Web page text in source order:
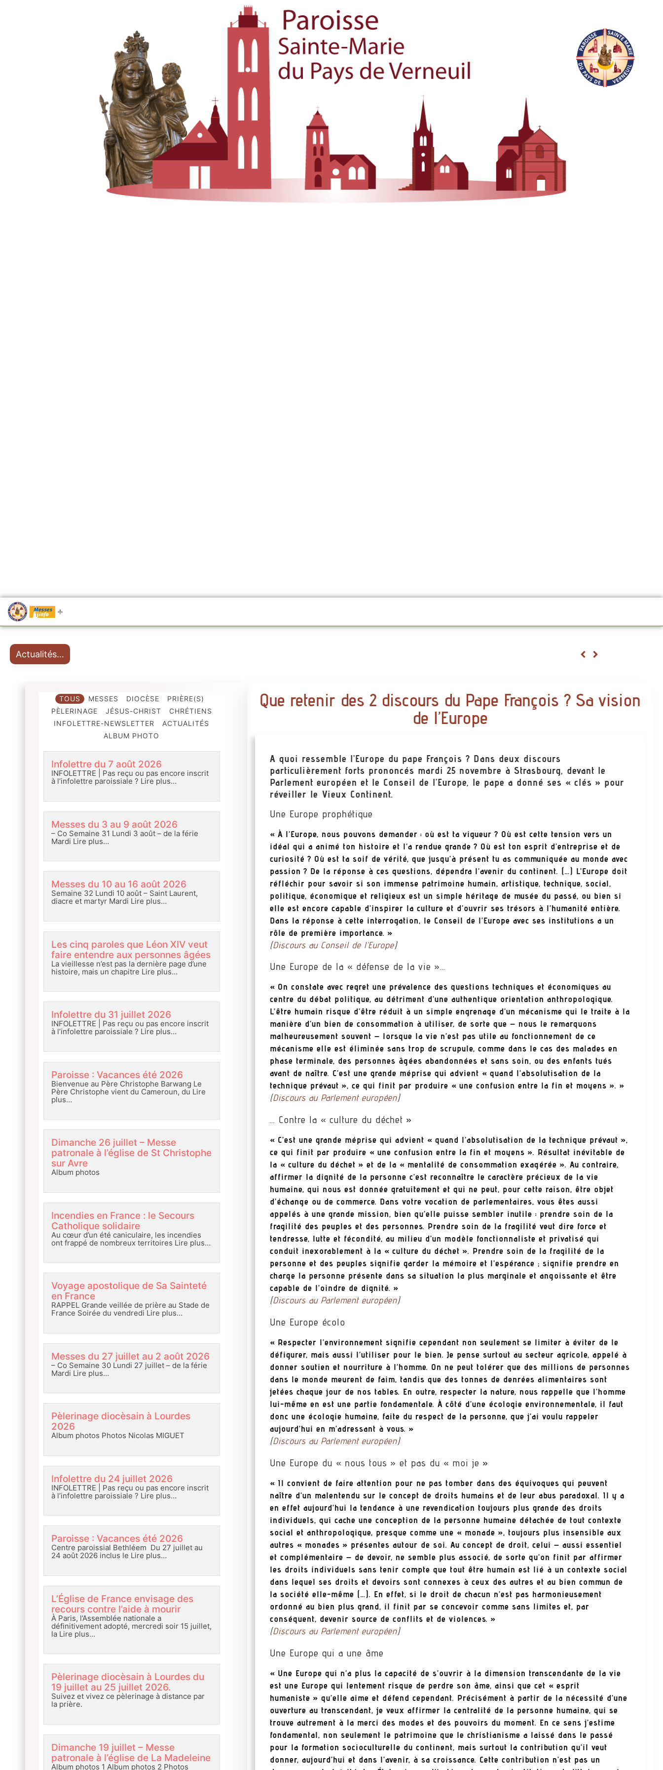
Messes
Actualités…
TOUS MESSES DIOCÈSE
PRIÈRE(S)
PÈLERINAGE
JÉSUS-CHRIST
CHRÉTIENS
INFOLETTRE-NEWSLETTER
ACTUALITÉS
ALBUM PHOTO
Infolettre du 7 août 2026
INFOLETTRE | Pas reçu ou pas encore inscrit
à l’infolettre paroissiale ? Lire plus…
Messes du 3 au 9 août 2026
– Co Semaine 31 Lundi 3 août – de la férie
Mardi Lire plus…
Messes du 10 au 16 août 2026
Semaine 32 Lundi 10 août – Saint Laurent,
diacre et martyr Mardi Lire plus…
Les cinq paroles que Léon XIV veut
faire entendre aux personnes âgées
La vieillesse n’est pas la dernière page d’une
histoire, mais un chapitre Lire plus…
Infolettre du 31 juillet 2026
INFOLETTRE | Pas reçu ou pas encore inscrit
à l’infolettre paroissiale ? Lire plus…
Paroisse : Vacances été 2026
Bienvenue au Père Christophe Barwang Le
Père Christophe vient du Cameroun, du Lire
plus…
Dimanche 26 juillet – Messe
patronale à l’église de St Christophe
sur Avre
Album photos
Incendies en France : le Secours
Catholique solidaire
Au cœur d’un été caniculaire, les incendies
ont frappé de nombreux territoires Lire plus…
Voyage apostolique de Sa Sainteté
en France
RAPPEL Grande veillée de prière au Stade de
France Soirée du vendredi Lire plus…
Messes du 27 juillet au 2 août 2026
– Co Semaine 30 Lundi 27 juillet – de la férie
Mardi Lire plus…
Pèlerinage diocèsain à Lourdes
2026
Album photos Photos Nicolas MIGUET
Infolettre du 24 juillet 2026
INFOLETTRE | Pas reçu ou pas encore inscrit
à l’infolettre paroissiale ? Lire plus…
Paroisse : Vacances été 2026
Centre paroissial Bethléem Du 27 juillet au
24 août 2026 inclus le Lire plus…
L’Église de France envisage des
recours contre l’aide à mourir
À Paris, l’Assemblée nationale a
définitivement adopté, mercredi soir 15 juillet,
la Lire plus…
Pèlerinage diocèsain à Lourdes du
19 juillet au 25 juillet 2026.
Suivez et vivez ce pèlerinage à distance par
la prière.
Dimanche 19 juillet – Messe
patronale à l’église de La Madeleine
Album photos 1 Album photos 2 Photos
Que retenir des 2 discours du Pape François ? Sa vision
de l’Europe
A quoi ressemble l’Europe du pape François ? Dans deux discours
particulièrement forts prononcés mardi 25 novembre à Strasbourg, devant le
Parlement européen et le Conseil de l’Europe, le pape a donné ses « clés » pour
réveiller le Vieux Continent.
Une Europe prophétique
« À l’Europe, nous pouvons demander : où est ta vigueur ? Où est cette tension vers un
idéal qui a animé ton histoire et l’a rendue grande ? Où est ton esprit d’entreprise et de
curiosité ? Où est ta soif de vérité, que jusqu’à présent tu as communiquée au monde avec
passion ? De la réponse à ces questions, dépendra l’avenir du continent. (…) L’Europe doit
réfléchir pour savoir si son immense patrimoine humain, artistique, technique, social,
politique, économique et religieux est un simple héritage de musée du passé, ou bien si
elle est encore capable d’inspirer la culture et d’ouvrir ses trésors à l’humanité entière.
Dans la réponse à cette interrogation, le Conseil de l’Europe avec ses institutions a un
rôle de première importance. »
(Discours au Conseil de l’Europe)
Une Europe de la « défense de la vie »…
« On constate avec regret une prévalence des questions techniques et économiques au
centre du débat politique, au détriment d’une authentique orientation anthropologique.
L’être humain risque d’être réduit à un simple engrenage d’un mécanisme qui le traite à la
manière d’un bien de consommation à utiliser, de sorte que – nous le remarquons
malheureusement souvent – lorsque la vie n’est pas utile au fonctionnement de ce
mécanisme elle est éliminée sans trop de scrupule, comme dans le cas des malades en
phase terminale, des personnes âgées abandonnées et sans soin, ou des enfants tués
avant de naître. C’est une grande méprise qui advient « quand l’absolutisation de la
technique prévaut », ce qui finit par produire « une confusion entre la fin et moyens ». »
(Discours au Parlement européen)
… Contre la « culture du déchet »
« C’est une grande méprise qui advient « quand l’absolutisation de la technique prévaut »,
ce qui finit par produire « une confusion entre la fin et moyens ». Résultat inévitable de
la « culture du déchet » et de la « mentalité de consommation exagérée ». Au contraire,
affirmer la dignité de la personne c’est reconnaître le caractère précieux de la vie
humaine, qui nous est donnée gratuitement et qui ne peut, pour cette raison, être objet
d’échange ou de commerce. Dans votre vocation de parlementaires, vous êtes aussi
appelés à une grande mission, bien qu’elle puisse sembler inutile : prendre soin de la
fragilité des peuples et des personnes. Prendre soin de la fragilité veut dire force et
tendresse, lutte et fécondité, au milieu d’un modèle fonctionnaliste et privatisé qui
conduit inexorablement à la « culture du déchet ». Prendre soin de la fragilité de la
personne et des peuples signifie garder la mémoire et l’espérance ; signifie prendre en
charge la personne présente dans sa situation la plus marginale et angoissante et être
capable de l’oindre de dignité. »
(Discours au Parlement européen)
Une Europe écolo
« Respecter l’environnement signifie cependant non seulement se limiter à éviter de le
défigurer, mais aussi l’utiliser pour le bien. Je pense surtout au secteur agricole, appelé à
donner soutien et nourriture à l’homme. On ne peut tolérer que des millions de personnes
dans le monde meurent de faim, tandis que des tonnes de denrées alimentaires sont
jetées chaque jour de nos tables. En outre, respecter la nature, nous rappelle que l’homme
lui-même en est une partie fondamentale. À côté d’une écologie environnementale, il faut
donc une écologie humaine, faite du respect de la personne, que j’ai voulu rappeler
aujourd’hui en m’adressant à vous. »
(Discours au Parlement européen)
Une Europe du « nous tous » et pas du « moi je »
« Il convient de faire attention pour ne pas tomber dans des équivoques qui peuvent
naître d’un malentendu sur le concept de droits humains et de leur abus paradoxal. Il y a
en effet aujourd’hui la tendance à une revendication toujours plus grande des droits
individuels, qui cache une conception de la personne humaine détachée de tout contexte
social et anthropologique, presque comme une « monade », toujours plus insensible aux
autres « monades » présentes autour de soi. Au concept de droit, celui – aussi essentiel
et complémentaire – de devoir, ne semble plus associé, de sorte qu’on finit par affirmer
les droits individuels sans tenir compte que tout être humain est lié à un contexte social
dans lequel ses droits et devoirs sont connexes à ceux des autres et au bien commun de
la société elle-même (…). En effet, si le droit de chacun n’est pas harmonieusement
ordonné au bien plus grand, il finit par se concevoir comme sans limites et, par
conséquent, devenir source de conflits et de violences. »
(Discours au Parlement européen)
Une Europe qui a une âme
« Une Europe qui n’a plus la capacité de s’ouvrir à la dimension transcendante de la vie
est une Europe qui lentement risque de perdre son âme, ainsi que cet « esprit
humaniste » qu’elle aime et défend cependant. Précisément à partir de la nécessité d’une
ouverture au transcendant, je veux affirmer la centralité de la personne humaine, qui se
trouve autrement à la merci des modes et des pouvoirs du moment. En ce sens j’estime
fondamental, non seulement le patrimoine que le christianisme a laissé dans le passé
pour la formation socioculturelle du continent, mais surtout la contribution qu’il veut
donner, aujourd’hui et dans l’avenir, à sa croissance. Cette contribution n’est pas un